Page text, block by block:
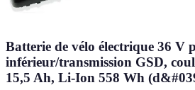
Batterie de vélo électrique 36 V
inférieur/transmission GSD,
15,5 Ah, Li-Ion 558 Wh